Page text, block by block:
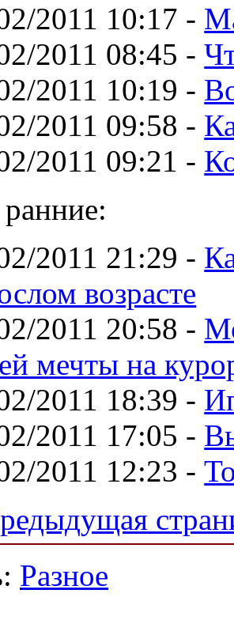
2011 10:17 -
2011 08:45 -
2011 10:19 -
2011 09:58 -
2011 09:21 -
2011 21:29 -
возрасте
2011 20:58 -
мечты на
2011 18:39 -
2011 17:05 -
2011 12:23 -
Разное